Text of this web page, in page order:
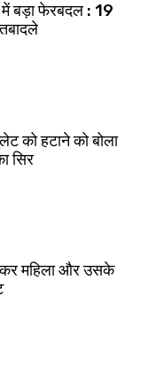
में बड़ा फेरबदल : 19
को हटाने को बोला
सिर
महिला और उसके